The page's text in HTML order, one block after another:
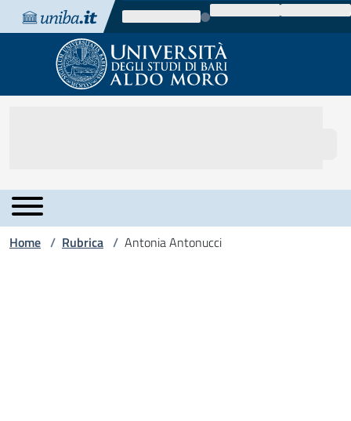
Vai al contenuto
Vai alla navigazione
Vai al footer
Home / Rubrica / Antonia Antonucci